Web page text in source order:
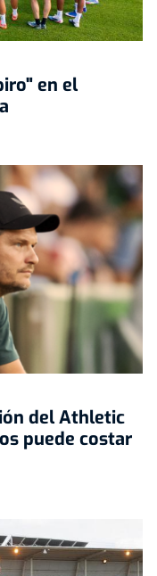
en el
del Athletic
puede costar